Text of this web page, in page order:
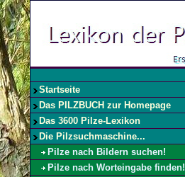
Startseite
Das PILZBUCH zur Homepage
Das 3600 Pilze-Lexikon
Die Pilzsuchmaschine...
Pilze nach Bildern suchen!
Pilze nach Worteingabe finden!